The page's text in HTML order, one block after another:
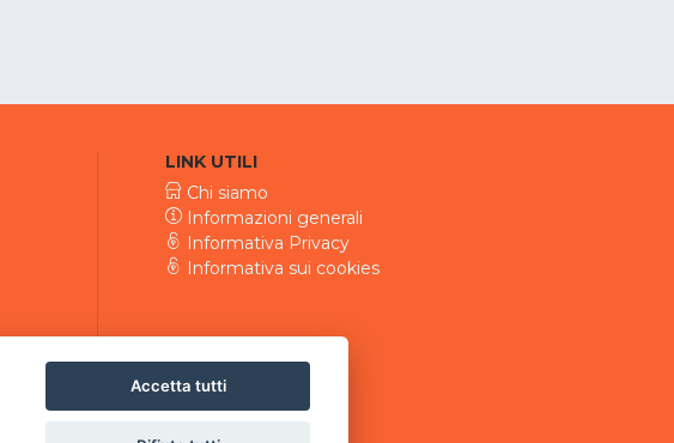
LINK UTILI
Chi siamo
Informazioni generali
Informativa Privacy
Informativa sui cookies
Accetta tutti